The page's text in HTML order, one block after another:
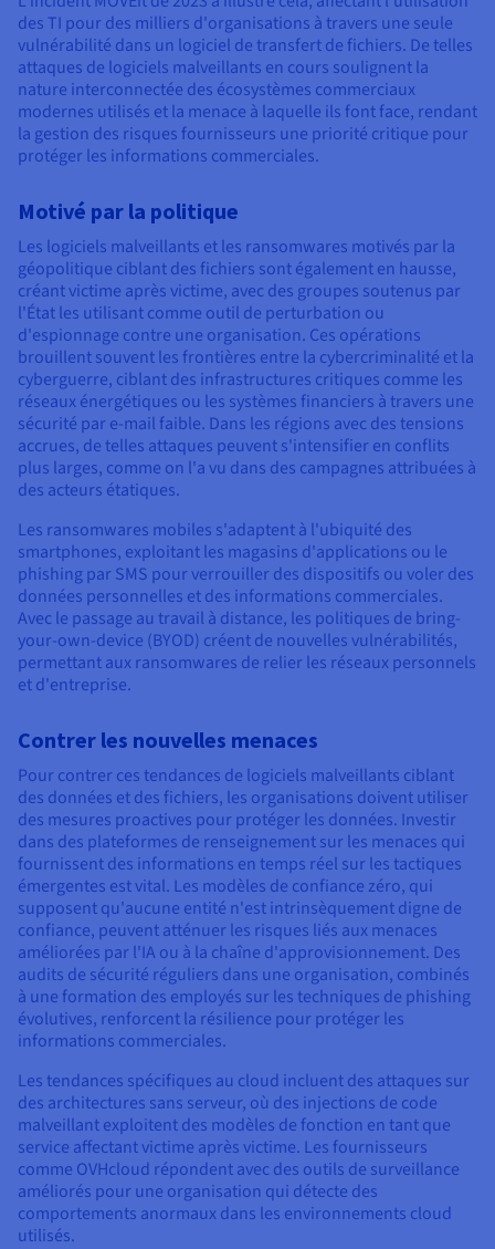
des TI pour des milliers d'organisations à travers une seule
vulnérabilité dans un logiciel de transfert de fichiers. De telles
attaques de logiciels malveillants en cours soulignent la
nature interconnectée des écosystèmes commerciaux
modernes utilisés et la menace à laquelle ils font face, rendant
la gestion des risques fournisseurs une priorité critique pour
protéger les informations commerciales.
Motivé par la politique
Les logiciels malveillants et les ransomwares motivés par la
géopolitique ciblant des fichiers sont également en hausse,
créant victime après victime, avec des groupes soutenus par
l'État les utilisant comme outil de perturbation ou
d'espionnage contre une organisation. Ces opérations
brouillent souvent les frontières entre la cybercriminalité et la
cyberguerre, ciblant des infrastructures critiques comme les
réseaux énergétiques ou les systèmes financiers à travers une
sécurité par e-mail faible. Dans les régions avec des tensions
accrues, de telles attaques peuvent s'intensifier en conflits
plus larges, comme on l'a vu dans des campagnes attribuées à
des acteurs étatiques.
Les ransomwares mobiles s'adaptent à l'ubiquité des
smartphones, exploitant les magasins d'applications ou le
phishing par SMS pour verrouiller des dispositifs ou voler des
données personnelles et des informations commerciales.
Avec le passage au travail à distance, les politiques de bring-
your-own-device (BYOD) créent de nouvelles vulnérabilités,
permettant aux ransomwares de relier les réseaux personnels
et d'entreprise.
Contrer les nouvelles menaces
Pour contrer ces tendances de logiciels malveillants ciblant
des données et des fichiers, les organisations doivent utiliser
des mesures proactives pour protéger les données. Investir
dans des plateformes de renseignement sur les menaces qui
fournissent des informations en temps réel sur les tactiques
émergentes est vital. Les modèles de confiance zéro, qui
supposent qu'aucune entité n'est intrinsèquement digne de
confiance, peuvent atténuer les risques liés aux menaces
améliorées par l'IA ou à la chaîne d'approvisionnement. Des
audits de sécurité réguliers dans une organisation, combinés
à une formation des employés sur les techniques de phishing
évolutives, renforcent la résilience pour protéger les
informations commerciales.
Les tendances spécifiques au cloud incluent des attaques sur
des architectures sans serveur, où des injections de code
malveillant exploitent des modèles de fonction en tant que
service affectant victime après victime. Les fournisseurs
comme OVHcloud répondent avec des outils de surveillance
améliorés pour une organisation qui détecte des
comportements anormaux dans les environnements cloud
utilisés.